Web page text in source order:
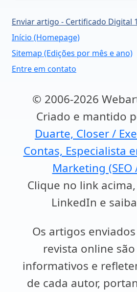
Enviar artigo - Certificado Digital
Início (Homepage)
Sitemap (Edições por mês e ano)
Entre em contato
© 2006-2026
Criado e mantido
Duarte, Closer /
Contas, Especialista
Marketing (SEO
Clique no link
LinkedIn e
Os artigos
revista online
informativos e
de cada autor,